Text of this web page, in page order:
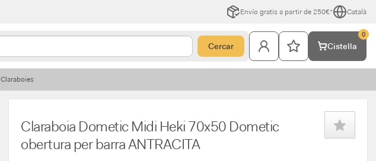
Envío gratis a partir de 250€* Català
Cercar Cistella
0
Claraboies
Claraboia Dometic Midi Heki 70x50 Dometic
obertura per barra ANTRACITA